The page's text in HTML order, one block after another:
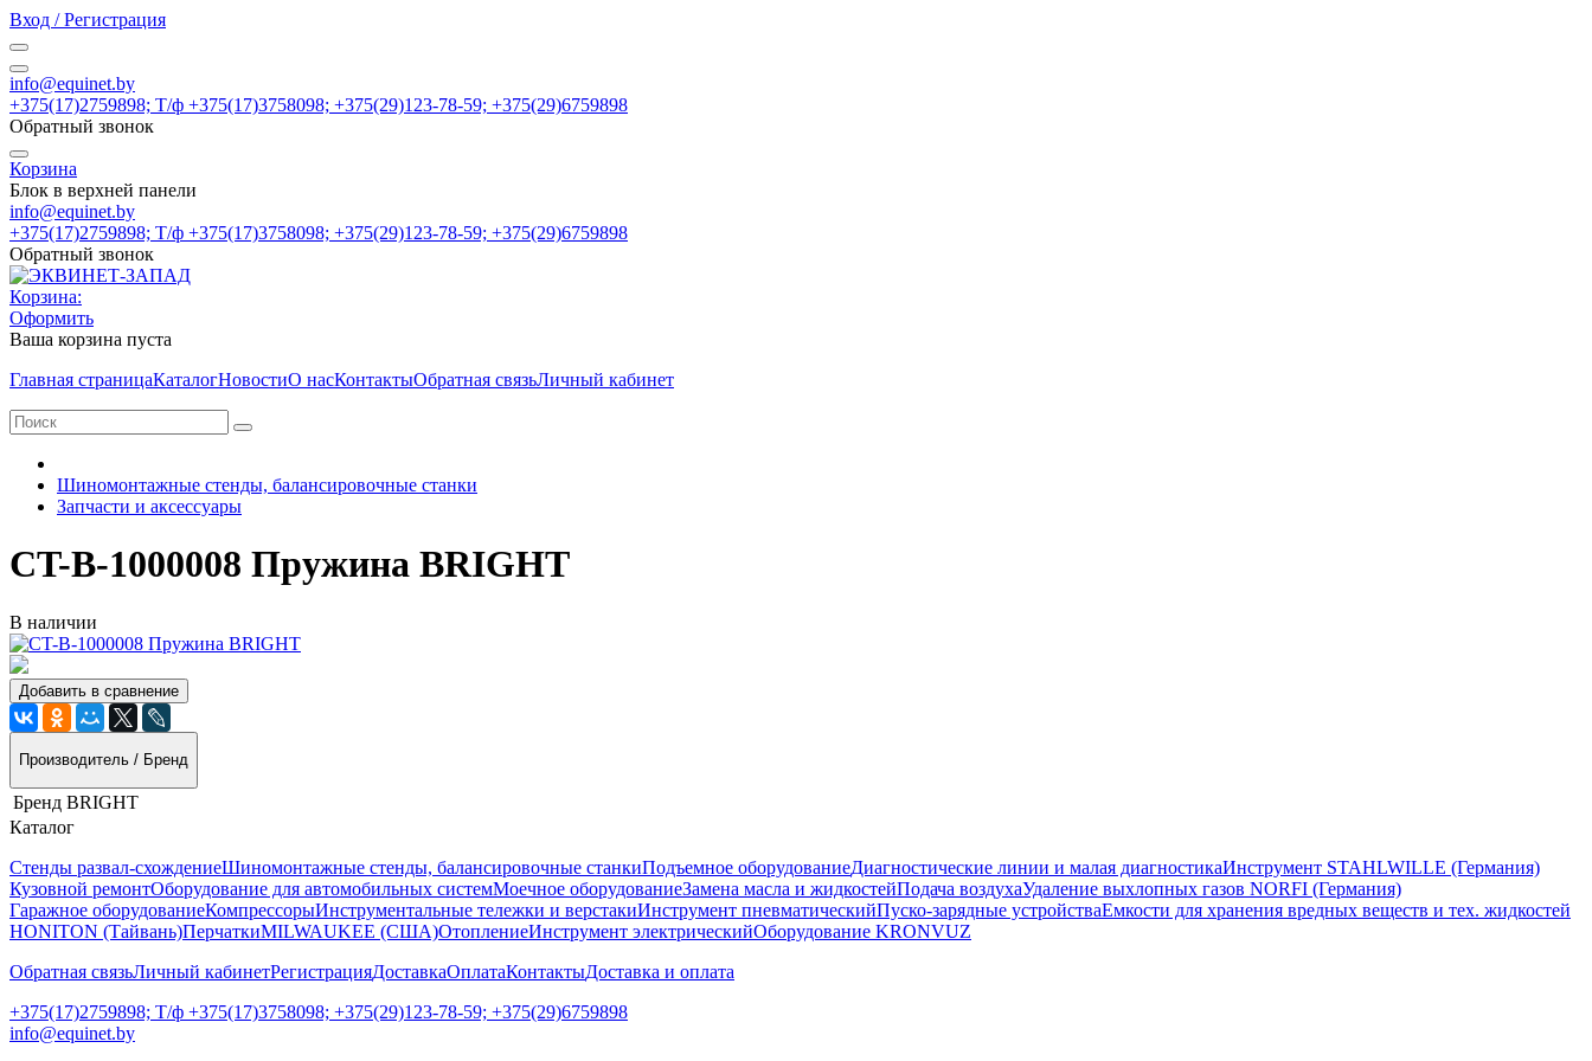
Вход / Регистрация
info@equinet.by
+375(17)2759898; Т/ф +375(17)3758098; +375(29)123-78-59; +375(29)6759898
Обратный звонок
Корзина
Блок в верхней панели
info@equinet.by
+375(17)2759898; Т/ф +375(17)3758098; +375(29)123-78-59; +375(29)6759898
Обратный звонок
Корзина:
Оформить
Ваша корзина пуста
Главная страницаКаталогНовостиО насКонтактыОбратная связьЛичный кабинет
Шиномонтажные стенды, балансировочные станки
Запчасти и аксессуары
CT-B-1000008 Пружина BRIGHT
В наличии
Добавить в сравнение
Производитель / Бренд
Бренд BRIGHT
Каталог
Стенды развал-схождениеШиномонтажные стенды, балансировочные станкиПодъемное оборудованиеДиагностические линии и малая диагностикаИнструмент STAHLWILLE (Германия)
Кузовной ремонтОборудование для автомобильных системМоечное оборудованиеЗамена масла и жидкостейПодача воздухаУдаление выхлопных газов NORFI (Германия)
Гаражное оборудованиеКомпрессорыИнструментальные тележки и верстакиИнструмент пневматическийПуско-зарядные устройстваЕмкости для хранения вредных веществ и тех. жидкостей
HONITON (Тайвань)ПерчаткиMILWAUKEE (США)ОтоплениеИнструмент электрическийОборудование KRONVUZ
Обратная связьЛичный кабинетРегистрацияДоставкаОплатаКонтактыДоставка и оплата
+375(17)2759898; Т/ф +375(17)3758098; +375(29)123-78-59; +375(29)6759898
info@equinet.by